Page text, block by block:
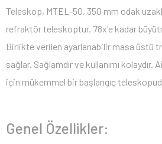
Teleskop, MTEL-50, 350 mm odak
refraktör teleskoptur. 78x'e kadar
Birlikte verilen ayarlanabilir masa üstü
sağlar. Sağlamdır ve kullanımı
için mükemmel bir başlangıç
Genel Özellikler: